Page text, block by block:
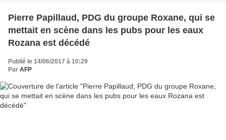
Pierre Papillaud, PDG du groupe Roxane, qui se
mettait en scène dans les pubs pour les eaux
Rozana est décédé
Publié le 14/06/2017 à 10:29
Par AFP